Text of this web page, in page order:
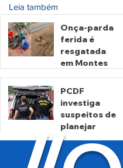
Leia também
Onça-parda
ferida é
resgatada
em Montes
Goiás
há 5 horas
PCDF
investiga
suspeitos de
planejar
atentados no
período
eleitoral